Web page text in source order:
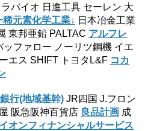
バイオ 日進工具 セーレン 大
稀元素化学工業↓ 日本冶金工業
東邦亜鉛 PALTAC アルフレ
ッファロー ノーリツ鋼機 イエ
エス SHIFT トヨタL&F コカ
行(地域基幹) JR四国 J.フロン
阪急阪神百貨店 良品計画 成
イオンフィナンシャルサービス